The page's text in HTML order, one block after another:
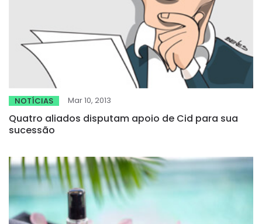
NOTÍCIAS Mar 10, 2013
Quatro aliados disputam apoio de Cid para sua
sucessão